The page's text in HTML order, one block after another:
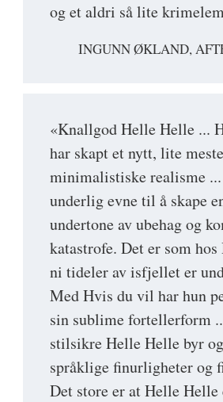
og et aldri så lite
INGUNN ØKLAND,
«Knallgod Helle Helle ...
har skapt et nytt, lite
minimalistiske realisme
underlig evne til å skape
undertone av ubehag og
katastrofe. Det er som
ni tideler av isfjellet er
Med Hvis du vil har hun
sin sublime fortellerform
stilsikre Helle Helle byr
språklige finurligheter og
Det store er at Helle Helle